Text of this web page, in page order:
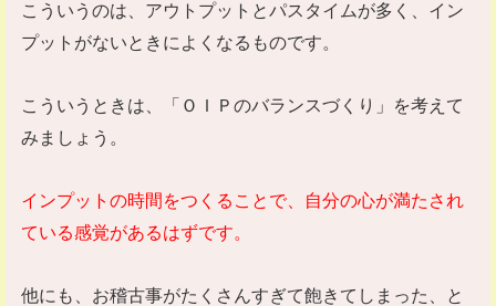
こういうのは、アウトプットとパスタイムが多く、イン
プットがないときによくなるものです。
こういうときは、「ＯＩＰのバランスづくり」を考えて
みましょう。
インプットの時間をつくることで、自分の心が満たされ
ている感覚があるはずです。
他にも、お稽古事がたくさんすぎて飽きてしまった、と